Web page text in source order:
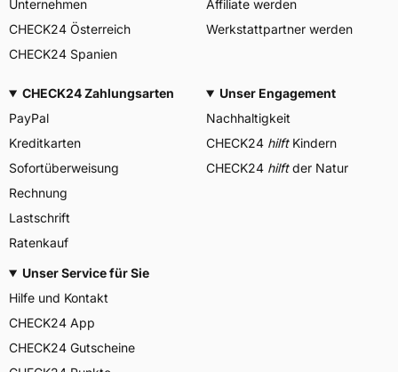
Unternehmen
CHECK24 Österreich
CHECK24 Spanien
Affiliate werden
Werkstattpartner werden
CHECK24 Zahlungsarten
PayPal
Kreditkarten
Sofortüberweisung
Rechnung
Lastschrift
Ratenkauf
Unser Engagement
Nachhaltigkeit
CHECK24 hilftKindern
CHECK24 hilftder Natur
Unser Service für Sie
Hilfe und Kontakt
CHECK24 App
CHECK24 Gutscheine